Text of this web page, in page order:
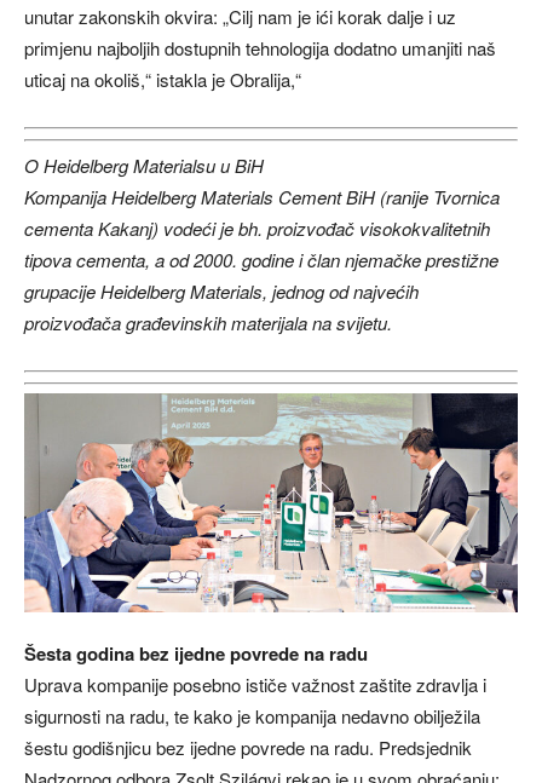
unutar zakonskih okvira: „Cilj nam je ići korak dalje i uz
primjenu najboljih dostupnih tehnologija dodatno umanjiti naš
uticaj na okoliš,“ istakla je Obralija,“
O Heidelberg Materialsu u BiH
Kompanija Heidelberg Materials Cement BiH (ranije Tvornica
cementa Kakanj) vodeći je bh. proizvođač visokokvalitetnih
tipova cementa, a od 2000. godine i član njemačke prestižne
grupacije Heidelberg Materials, jednog od najvećih
proizvođača građevinskih materijala na svijetu.
Šesta godina bez ijedne povrede na radu
Uprava kompanije posebno ističe važnost zaštite zdravlja i
sigurnosti na radu, te kako je kompanija nedavno obilježila
šestu godišnjicu bez ijedne povrede na radu. Predsjednik